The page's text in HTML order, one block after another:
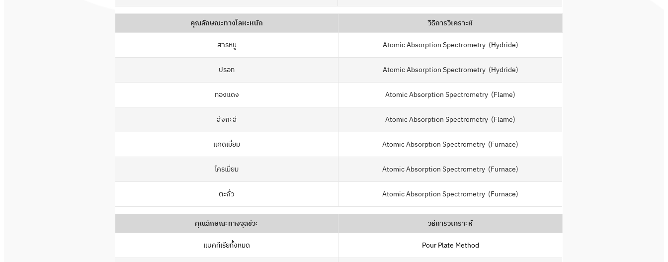
คุณลักษณะทางโลหะหนัก
วิธีการวิเคราะห์
สารหนู
Atomic Absorption Spectrometry (Hydride)
ปรอท Atomic Absorption Spectrometry (Hydride)
ทองแดง Atomic Absorption Spectrometry (Flame)
สังกะสี Atomic Absorption Spectrometry (Flame)
แคดเมี่ยม Atomic Absorption Spectrometry (Furnace)
โครเมี่ยม Atomic Absorption Spectrometry (Furnace)
ตะกั่ว Atomic Absorption Spectrometry (Furnace)
คุณลักษณะทางจุลชีวะ
วิธีการวิเคราะห์
แบคทีเรียทั้งหมด
Pour Plate Method